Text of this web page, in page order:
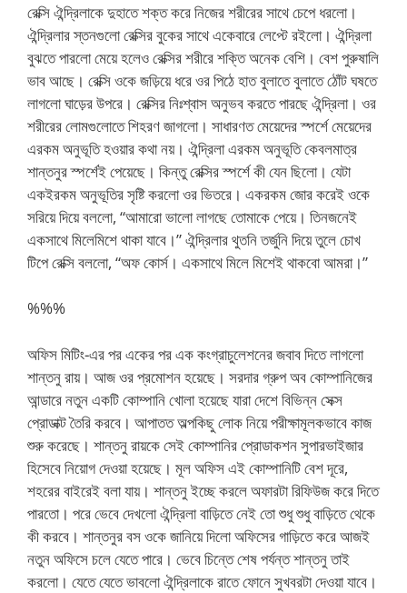
রেক্সি ঐন্দ্রিলাকে দুহাতে শক্ত করে নিজের শরীরের সাথে চেপে ধরলো।
ঐন্দ্রিলার স্তনগুলো রেক্সির বুকের সাথে একেবারে লেপ্টে রইলো। ঐন্দ্রিলা
বুঝতে পারলো মেয়ে হলেও রেক্সির শরীরে শক্তি অনেক বেশি। বেশ পুরুষালি
ভাব আছে। রেক্সি ওকে জড়িয়ে ধরে ওর পিঠে হাত বুলাতে বুলাতে ঠোঁট ঘষতে
লাগলো ঘাড়ের উপরে। রেক্সির নিঃশ্বাস অনুভব করতে পারছে ঐন্দ্রিলা। ওর
শরীরের লোমগুলোতে শিহরণ জাগলো। সাধারণত মেয়েদের স্পর্শে মেয়েদের
এরকম অনুভূতি হওয়ার কথা নয়। ঐন্দ্রিলা এরকম অনুভূতি কেবলমাত্র
শান্তনুর স্পর্শেই পেয়েছে। কিন্তু রেক্সির স্পর্শে কী যেন ছিলো। যেটা
একইরকম অনুভূতির সৃষ্টি করলো ওর ভিতরে। একরকম জোর করেই ওকে
সরিয়ে দিয়ে বললো, “আমারো ভালো লাগছে তোমাকে পেয়ে। তিনজনেই
একসাথে মিলেমিশে থাকা যাবে।” ঐন্দ্রিলার থুতনি তর্জুনি দিয়ে তুলে চোখ
টিপে রেক্সি বললো, “অফ কোর্স। একসাথে মিলে মিশেই থাকবো আমরা।”
%%%
অফিস মিটিং-এর পর একের পর এক কংগ্রাচুলেশনের জবাব দিতে লাগলো
শান্তনু রায়। আজ ওর প্রমোশন হয়েছে। সরদার গ্রুপ অব কোম্পানিজের
আন্ডারে নতুন একটি কোম্পানি খোলা হয়েছে যারা দেশে বিভিন্ন সেক্স
প্রোডাক্ট তৈরি করবে। আপাতত অল্পকিছু লোক নিয়ে পরীক্ষামূলকভাবে কাজ
শুরু করেছে। শান্তনু রায়কে সেই কোম্পানির প্রোডাকশন সুপারভাইজার
হিসেবে নিয়োগ দেওয়া হয়েছে। মূল অফিস এই কোম্পানিটি বেশ দূরে,
শহরের বাইরেই বলা যায়। শান্তনু ইচ্ছে করলে অফারটা রিফিউজ করে দিতে
পারতো। পরে ভেবে দেখলো ঐন্দ্রিলা বাড়িতে নেই তো শুধু শুধু বাড়িতে থেকে
কী করবে। শান্তনুর বস ওকে জানিয়ে দিলো অফিসের গাড়িতে করে আজই
নতুন অফিসে চলে যেতে পারে। ভেবে চিন্তে শেষ পর্যন্ত শান্তনু তাই
করলো। যেতে যেতে ভাবলো ঐন্দ্রিলাকে রাতে ফোনে সুখবরটা দেওয়া যাবে।